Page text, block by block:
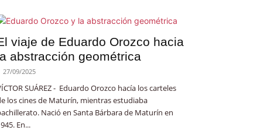
viaje de Eduardo Orozco hacia
abstracción geométrica
27/09/2025
SUÁREZ - Eduardo Orozco hacía los carteles
los cines de Maturín, mientras estudiaba
Nació en Santa Bárbara de Maturín en
En...